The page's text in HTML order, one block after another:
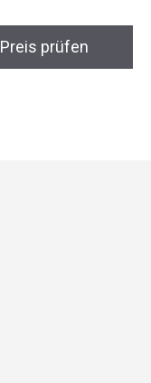
Preis prüfen